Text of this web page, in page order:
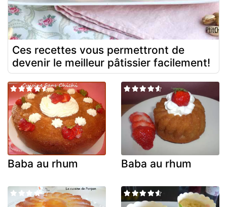
Ces recettes vous permettront de
devenir le meilleur pâtissier facilement!
Baba au rhum Baba au rhum